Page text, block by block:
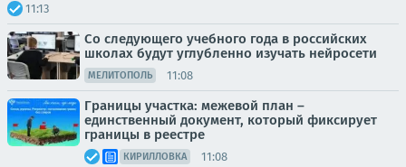
11:13
Со следующего учебного года в российских
школах будут углубленно изучать нейросети
МЕЛИТОПОЛЬ 11:08
Границы участка: межевой план –
единственный документ, который фиксирует
границы в реестре
КИРИЛЛОВКА 11:08